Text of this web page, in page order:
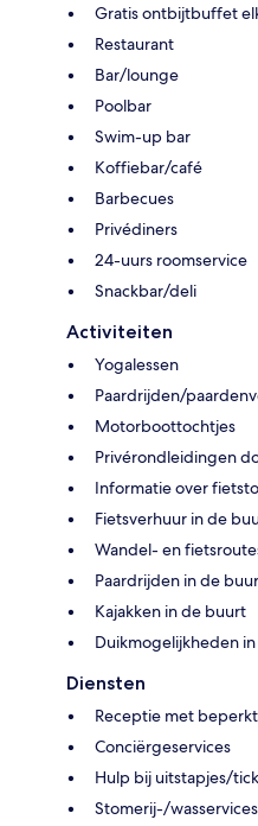
Gratis ontbijtbuffet
Restaurant
Bar/lounge
Poolbar
Swim-up bar
Koffiebar/café
Barbecues
Privédiners
24-uurs roomservice
Snackbar/deli
Activiteiten
Yogalessen
Paardrijden/
Motorboottochtjes
Privérondleidingen
Informatie over
Fietsverhuur in de
Wandel- en
Paardrijden in de
Kajakken in de buurt
Duikmogelijkheden
Diensten
Receptie met
Conciërgeservices
Hulp bij uitstapjes/
Stomerij-/wasservices